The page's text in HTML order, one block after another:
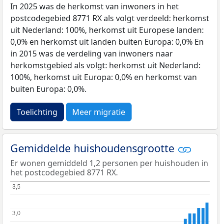
In 2025 was de herkomst van inwoners in het
postcodegebied 8771 RX als volgt verdeeld: herkomst
uit Nederland: 100%, herkomst uit Europese landen:
0,0% en herkomst uit landen buiten Europa: 0,0% En
in 2015 was de verdeling van inwoners naar
herkomstgebied als volgt: herkomst uit Nederland:
100%, herkomst uit Europa: 0,0% en herkomst van
buiten Europa: 0,0%.
Toelichting Meer migratie
Gemiddelde huishoudensgrootte
Er wonen gemiddeld 1,2 personen per huishouden in
het postcodegebied 8771 RX.
3,0
3,0
3,5
3,5